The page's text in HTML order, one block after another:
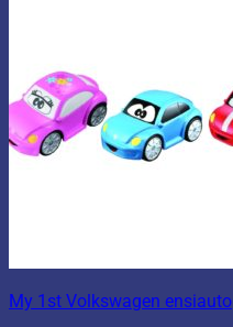
My 1st Volkswagen ensiauto